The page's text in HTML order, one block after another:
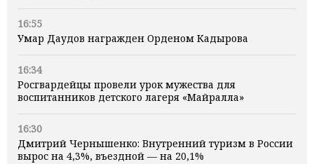
16:55
Умар Даудов награжден Орденом Кадырова
16:34
Росгвардейцы провели урок мужества для
воспитанников детского лагеря «Майралла»
16:30
Дмитрий Чернышенко: Внутренний туризм в России
вырос на 4,3%, въездной — на 20,1%